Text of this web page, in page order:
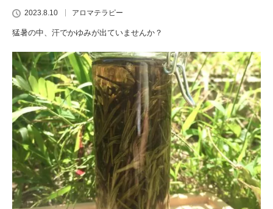
2023.8.10 アロマテラピー
猛暑の中、汗でかゆみが出ていませんか？